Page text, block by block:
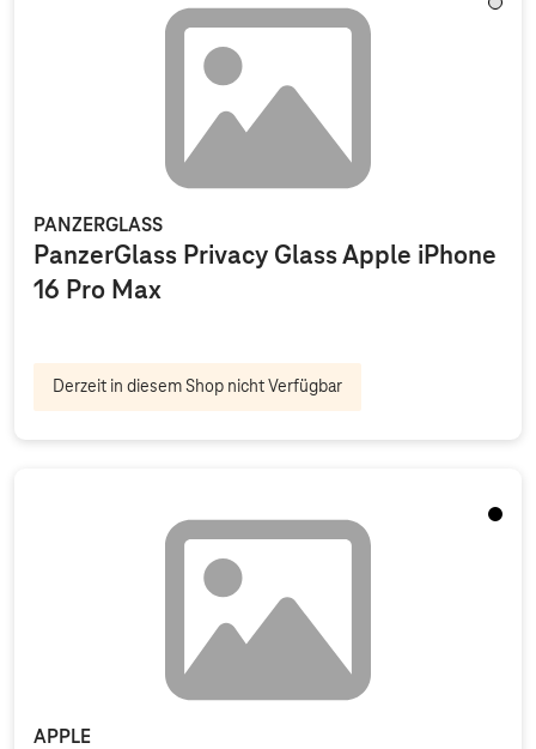
PANZERGLASS
PanzerGlass Privacy Glass Apple iPhone
16 Pro Max
Derzeit in diesem Shop nicht Verfügbar
APPLE